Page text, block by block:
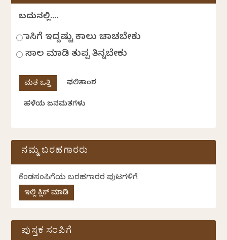
ಬದುಕಿನಲ್ಲಿ....
ಹಾಸಿಗೆ ಇದ್ದಷ್ಟು ಕಾಲು ಚಾಚಬೇಕು
ಸಾಲ ಮಾಡಿ ತುಪ್ಪ ತಿನ್ನಬೇಕು
ಫಲಿತಾಂಶ
ಹಳೆಯ ಜನಮತಗಳು
ನಮ್ಮ ಬರಹಗಾರರು
ಕೆಂಡಸಂಪಿಗೆಯ ಬರಹಗಾರರ ಪುಟಗಳಿಗೆ
ಇಲ್ಲಿ ಕ್ಲಿಕ್ ಮಾಡಿ
ಪುಸ್ತಕ ಸಂಪಿಗೆ